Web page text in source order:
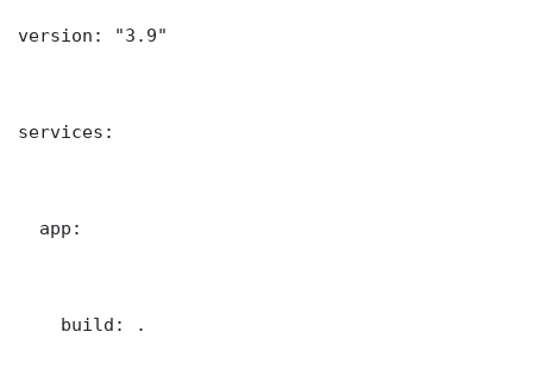
version: "3.9"
services:
  app:
    build: .